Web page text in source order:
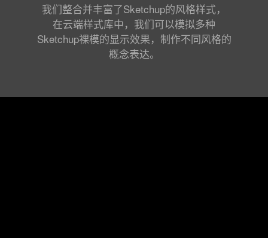
我们整合并丰富了Sketchup的风格样式，
在云端样式库中，我们可以模拟多种
Sketchup裸模的显示效果，制作不同风格的
概念表达。